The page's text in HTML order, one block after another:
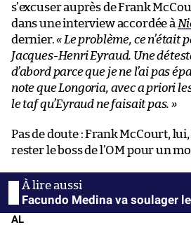
s’excuser auprès de Frank
dans une interview accordée à
dernier.« Le problème, ce n’était
Jacques-Henri Eyraud. Une
d’abord parce que je ne l’ai pas
note que Longoria, avec a priori
le taf qu’Eyraud ne faisait pas. »
Pas de doute : Frank McCourt,
rester le boss de l’OM pour un
Facundo Medina va soulager
AL